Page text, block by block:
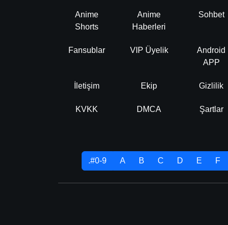
Anime
Shorts
Anime
Haberleri
Sohbet
Fansublar VIP Üyelik
Android
APP
İletişim Ekip Gizlilik
KVKK DMCA Şartlar
.#0-9 A B C D E F